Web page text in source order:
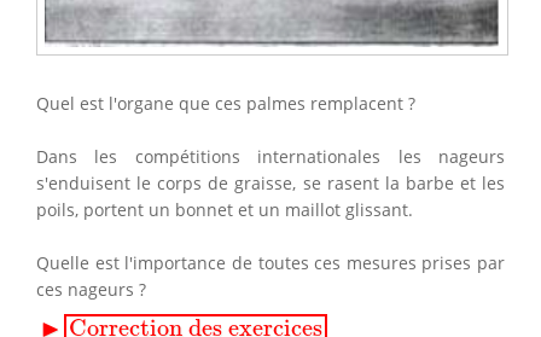
Quel est l'organe que ces palmes remplacent ?
Dans les compétitions internationales les nageurs
s'enduisent le corps de graisse, se rasent la barbe et les
poils, portent un bonnet et un maillot glissant.
Quelle est l'importance de toutes ces mesures prises par
ces nageurs ?
▶ Correction des exercices
Correction des exercices